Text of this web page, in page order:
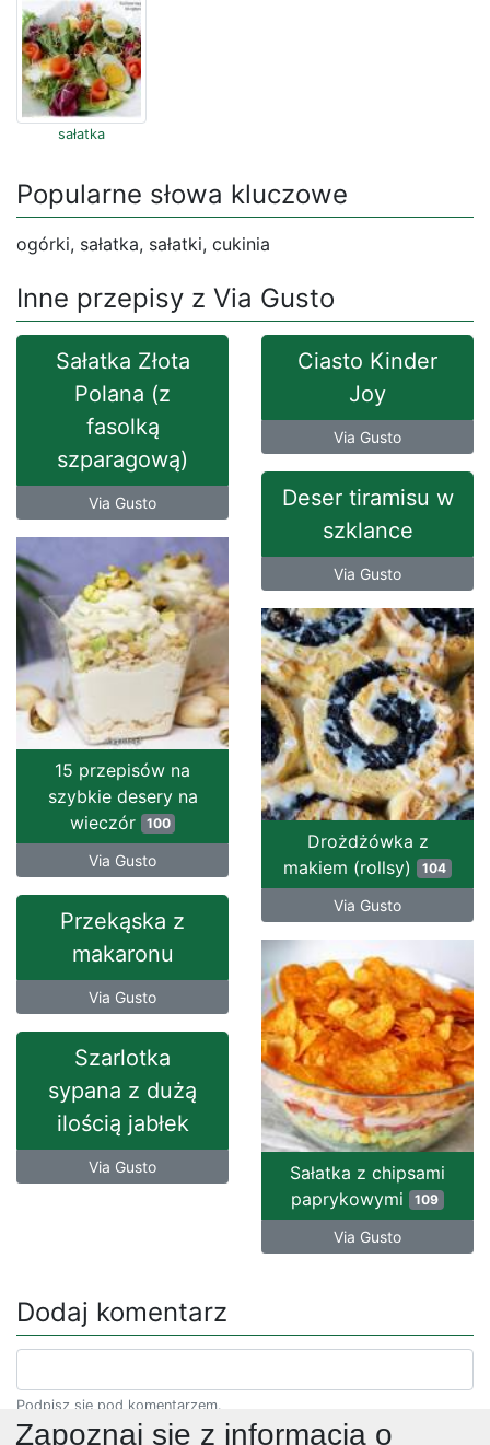
sałatka
Popularne słowa kluczowe
ogórki, sałatka, sałatki, cukinia
Inne przepisy z Via Gusto
Sałatka Złota
Polana (z
fasolką
szparagową)
Via Gusto
Ciasto Kinder
Joy
Via Gusto
Deser tiramisu w
szklance
Via Gusto
15 przepisów na
szybkie desery na
wieczór
100
Via Gusto
Drożdżówka z
makiem (rollsy) 104
Via Gusto
Przekąska z
makaronu
Via Gusto
Sałatka z chipsami
paprykowymi 109
Via Gusto
Szarlotka
sypana z dużą
ilością jabłek
Via Gusto
Dodaj komentarz
Podpisz się pod komentarzem.
Zapoznaj się z informacją o